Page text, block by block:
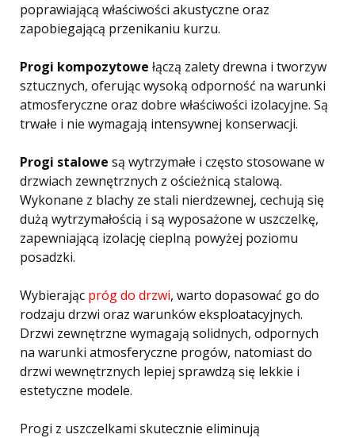
poprawiającą właściwości akustyczne oraz
zapobiegającą przenikaniu kurzu.
Progi kompozytowe łączą zalety drewna i tworzyw
sztucznych, oferując wysoką odporność na warunki
atmosferyczne oraz dobre właściwości izolacyjne. Są
trwałe i nie wymagają intensywnej konserwacji.
Progi stalowe są wytrzymałe i często stosowane w
drzwiach zewnętrznych z ościeżnicą stalową.
Wykonane z blachy ze stali nierdzewnej, cechują się
dużą wytrzymałością i są wyposażone w uszczelkę,
zapewniającą izolację cieplną powyżej poziomu
posadzki.
Wybierając próg do drzwi, warto dopasować go do
rodzaju drzwi oraz warunków eksploatacyjnych.
Drzwi zewnętrzne wymagają solidnych, odpornych
na warunki atmosferyczne progów, natomiast do
drzwi wewnętrznych lepiej sprawdzą się lekkie i
estetyczne modele.
Progi z uszczelkami skutecznie eliminują